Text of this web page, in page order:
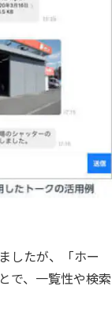
したが、「ホー
で、一覧性や検索